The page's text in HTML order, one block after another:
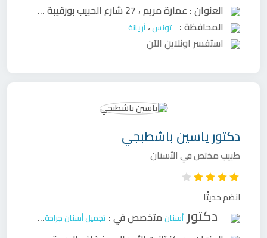
العنوان : عمارة مريم ، 27 شارع الحبيب بورقيبة 2080 - أريانة
المحافظة : تونس،أريانة
استفسر اونلاين الآن
دكتورياسين باشطبجي
طبيب مختص في الأسنان
انضم حديثًا
دكتورأسنانمتخصص في : تجميل أسنانجراحة وجه وفكين